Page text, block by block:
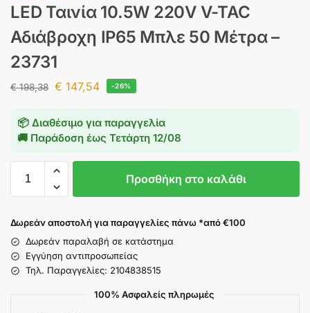
LED Ταινία 10.5W 220V V-TAC
Αδιάβροχη IP65 Μπλε 50 Μέτρα –
23731
€198,38 € 147,54 -26%
📦 Διαθέσιμο για παραγγελία
🚚 Παράδοση έως Τετάρτη 12/08
Προσθήκη στο καλάθι
Δωρεάν αποστολή για παραγγελίες πάνω *από €100
Δωρεάν παραλαβή σε κατάστημα
Εγγύηση αντιπροσωπείας
Τηλ. Παραγγελίες: 2104838515
100% Ασφαλείς πληρωμές